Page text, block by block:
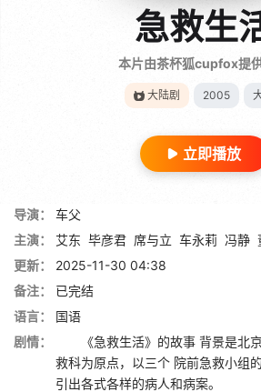
急救生
本片由茶杯狐cupfox提
大陆剧 2005
立即播放
导演：
车父
主演：
艾东 毕彦君 席与立 车永莉 冯静
更新：
2025-11-30 04:38
备注：
已完结
语言：
国语
剧情：
《急救生活》的故事 背景是北京
救科为原点，以三个 院前急救小组
引出各式各样的病人和病案。